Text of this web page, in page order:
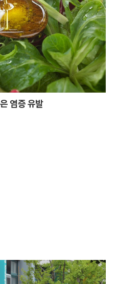
염증 유발